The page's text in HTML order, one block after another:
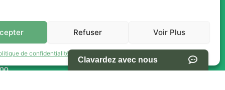
Refuser Voir Plus
de confidentialité
Blogue
Nous contacter